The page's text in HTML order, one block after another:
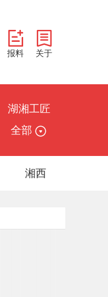
报料 关于
湖湘工匠
全部
湘西